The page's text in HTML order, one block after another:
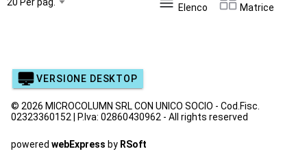
Elenco Matrice
VERSIONE DESKTOP
© 2026 MICROCOLUMN SRL CON UNICO SOCIO - Cod.Fisc.
02323360152 | P.Iva: 02860430962 - All rights reserved
powered webExpress by RSoft